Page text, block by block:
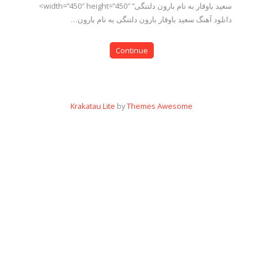
سعید باوقار به نام بارون دلتنگی” width=”450″ height=”450″>
دانلود آهنگ سعید باوقار بارون دلتنگی به نام بارون…
Continue
Krakatau Lite byThemes Awesome